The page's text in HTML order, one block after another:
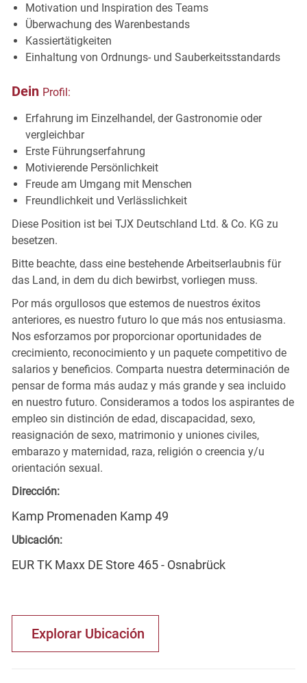
Motivation und Inspiration des Teams
Überwachung des Warenbestands
Kassiertätigkeiten
Einhaltung von Ordnungs- und Sauberkeitsstandards
Dein Profil:
Erfahrung im Einzelhandel, der Gastronomie oder
vergleichbar
ErsteFührungserfahrung
Motivierende Persönlichkeit
Freude am Umgang mit Menschen
Freundlichkeit und Verlässlichkeit
Diese Position ist bei TJX Deutschland Ltd. & Co. KG zu
besetzen.
Bitte beachte, dass eine bestehende Arbeitserlaubnis für
das Land, in dem du dich bewirbst, vorliegen muss.
Por más orgullosos que estemos de nuestros éxitos
anteriores, es nuestro futuro lo que más nos entusiasma.
Nos esforzamos por proporcionar oportunidades de
crecimiento, reconocimiento y un paquete competitivo de
salarios y beneficios. Comparta nuestra determinación de
pensar de forma más audaz y más grande y sea incluido
en nuestro futuro. Consideramos a todos los aspirantes de
empleo sin distinción de edad, discapacidad, sexo,
reasignación de sexo, matrimonio y uniones civiles,
embarazo y maternidad, raza, religión o creencia y/u
orientación sexual.
Dirección:
Kamp Promenaden Kamp 49
Ubicación:
EUR TK Maxx DE Store 465 - Osnabrück
Explorar Ubicación